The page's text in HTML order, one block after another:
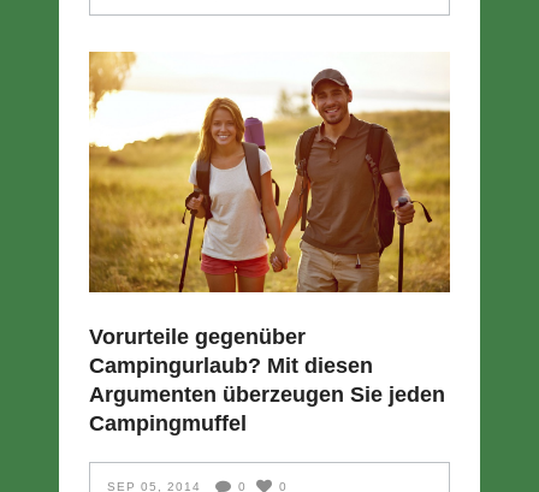
Vorurteile gegenüber
Campingurlaub? Mit diesen
Argumenten überzeugen Sie jeden
Campingmuffel
SEP 05, 2014 0 0